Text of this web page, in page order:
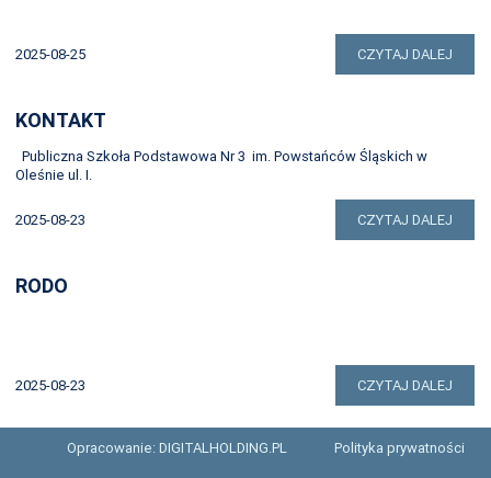
2025-08-25 CZYTAJ DALEJ
KONTAKT
Publiczna Szkoła Podstawowa Nr 3 im. Powstańców Śląskich w
Oleśnie ul. I.
2025-08-23 CZYTAJ DALEJ
RODO
2025-08-23 CZYTAJ DALEJ
Opracowanie: DIGITALHOLDING.PL Polityka prywatności